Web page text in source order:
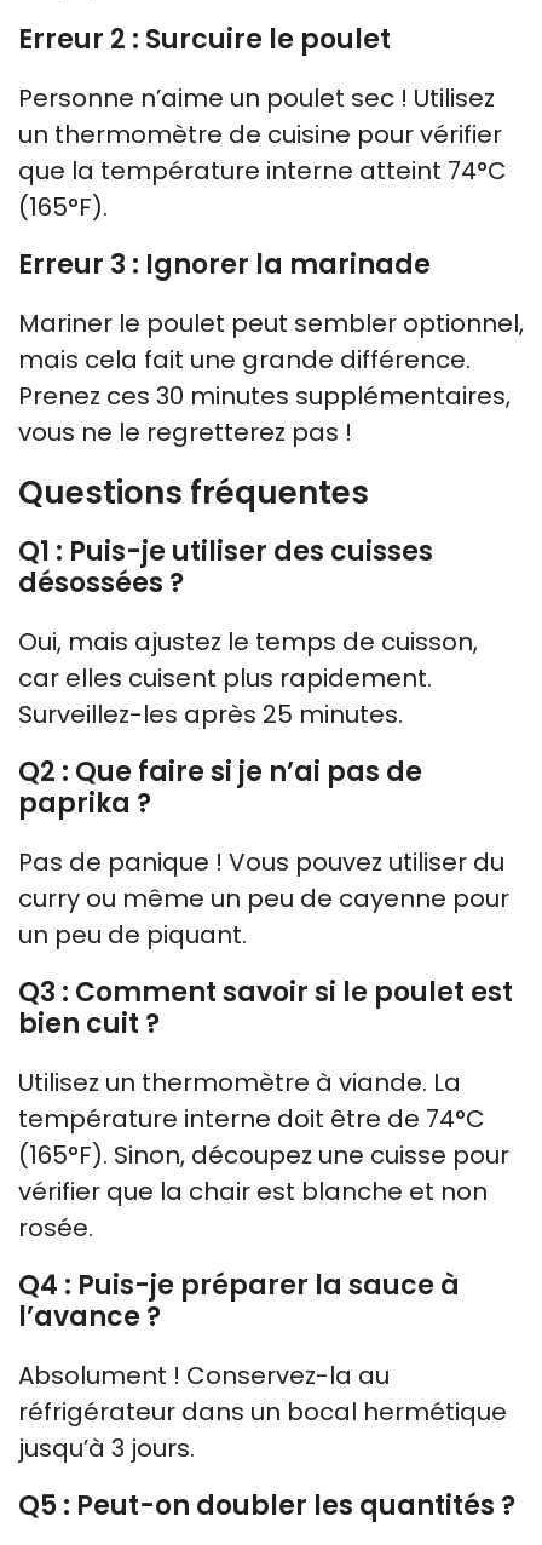
Erreur 2 : Surcuire le poulet
Personne n’aime un poulet sec ! Utilisez
un thermomètre de cuisine pour vérifier
que la température interne atteint 74°C
(165°F).
Erreur 3 : Ignorer la marinade
Mariner le poulet peut sembler optionnel,
mais cela fait une grande différence.
Prenez ces 30 minutes supplémentaires,
vous ne le regretterez pas !
Questions fréquentes
Q1 : Puis-je utiliser des cuisses
désossées ?
Oui, mais ajustez le temps de cuisson,
car elles cuisent plus rapidement.
Surveillez-les après 25 minutes.
Q2 : Que faire si je n’ai pas de
paprika ?
Pas de panique ! Vous pouvez utiliser du
curry ou même un peu de cayenne pour
un peu de piquant.
Q3 : Comment savoir si le poulet est
bien cuit ?
Utilisez un thermomètre à viande. La
température interne doit être de 74°C
(165°F). Sinon, découpez une cuisse pour
vérifier que la chair est blanche et non
rosée.
Q4 : Puis-je préparer la sauce à
l’avance ?
Absolument ! Conservez-la au
réfrigérateur dans un bocal hermétique
jusqu’à 3 jours.
Q5 : Peut-on doubler les quantités ?